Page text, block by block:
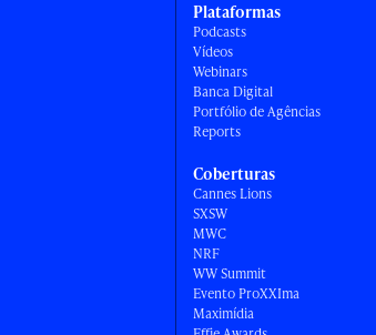
Plataformas
Podcasts
Vídeos
Webinars
Banca Digital
Portfólio de Agências
Reports
Coberturas
Cannes Lions
SXSW
MWC
NRF
WW Summit
Evento ProXXIma
Maximídia